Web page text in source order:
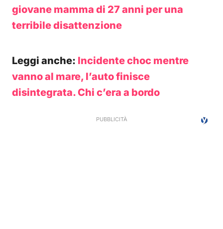
giovane mamma di 27 anni per una
terribile disattenzione
Leggi anche: Incidente choc mentre
vanno al mare, l’auto finisce
disintegrata. Chi c’era a bordo